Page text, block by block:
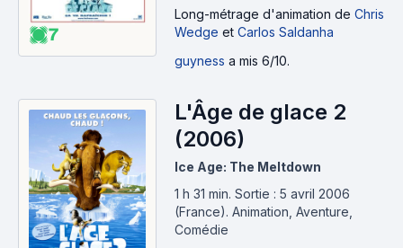
7
Long-métrage d'animation de Chris
Wedge et Carlos Saldanha
guyness a mis 6/10.
L'Âge de glace 2
(2006)
Ice Age: The Meltdown
1 h 31 min. Sortie : 5 avril 2006
(France). Animation, Aventure,
Comédie